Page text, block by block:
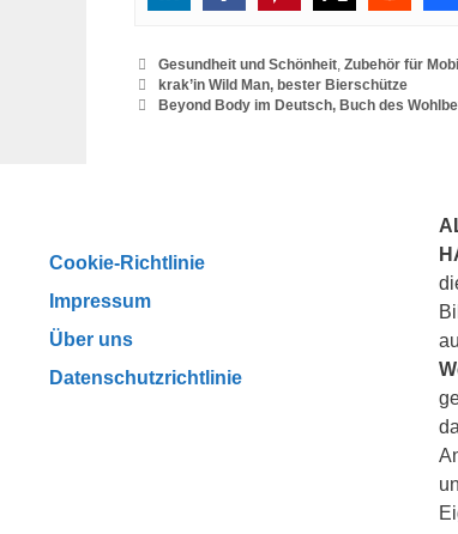
Categories
Gesundheit und Schönheit ,Zubehör für
krak’in Wild Man, bester Bierschütze
Beyond Body im Deutsch, Buch des
Cookie-Richtlinie
Impressum
Über uns
Datenschutzrichtlinie